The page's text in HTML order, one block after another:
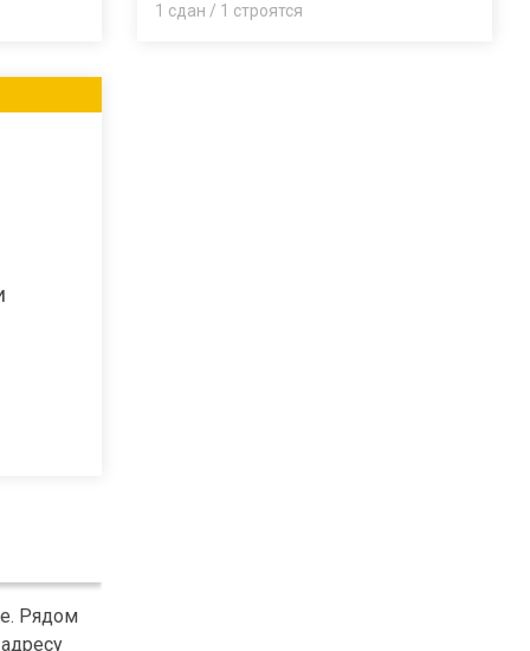
1 сдан / 1 строятся
Рядом